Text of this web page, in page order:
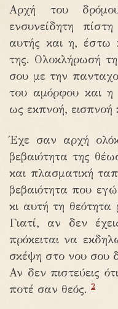
Αρχή του
ενσυνείδητη
αυτής και η, έστω
της. Ολοκλήρωσή
σου με την
του αμόρφου και η
ως εκπνοή, εισπνοή
Έχε σαν αρχή
βεβαιότητα της
και πλασματική
βεβαιότητα που
κι αυτή τη θεότητα
Γιατί, αν δεν
πρόκειται να
σκέψη στο νου σου
Αν δεν πιστεύεις
ποτέ σαν θεός. 2